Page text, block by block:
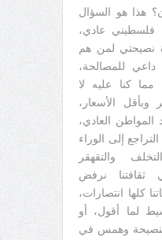
هذا هو السؤال
فلسطيني عادي،
نصيحتي لمن هم
للمصالحة،
كنا عليه لا
الأسعار،
العادي،
إلى الوراء
والتقهقر
ثقافتنا نرفض
كلها انتصارات،
لما أقول، أو
وهمس في